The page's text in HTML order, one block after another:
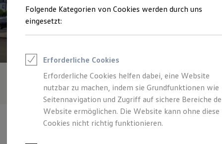
Gewerbliche Personenbeförderung
Service & mobile Werkstätten
Menschen mit Behinderung
Rettungsdienste
ONE Business ID Vorteile
Fahrzeugsuche & Marktplatz
Fahrzeugsuche
Fahrzeuge online kaufen
Digitaler Marktplatz
Kauf & Finanzierung
Online-Fahrzeugbewertung
Folgende Kategorien von Cookies werden durch uns
eingesetzt:
Erforderliche Cookies
Erforderliche Cookies helfen dabei, eine Website
nutzbar zu machen, indem sie Grundfunktionen wie
Seitennavigation und Zugriff auf sichere Bereiche
Website ermöglichen. Die Website kann ohne diese
Cookies nicht richtig funktionieren.